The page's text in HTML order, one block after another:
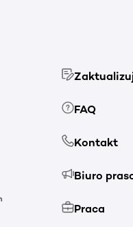
FAQ
Kontakt
Biuro
Praca